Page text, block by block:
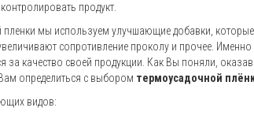
продукт.​
пленки мы используем улучшающие добавки,
сопротивление проколу и прочее.
за качество своей продукции. Как Вы поняли,
определиться с выбором термоусадочной
видов: